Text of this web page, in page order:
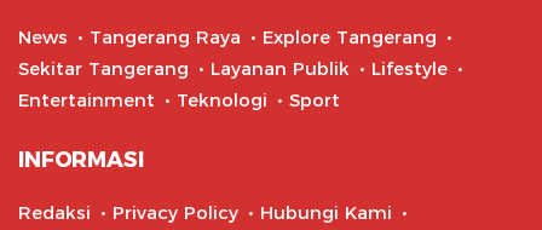
News Tangerang Raya
Explore Tangerang
Sekitar Tangerang
Layanan Publik
Lifestyle
Entertainment
Teknologi Sport
INFORMASI
Redaksi Privacy Policy Hubungi Kami